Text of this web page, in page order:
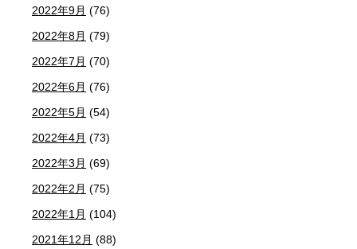
2022年9月 (76)
2022年8月 (79)
2022年7月 (70)
2022年6月 (76)
2022年5月 (54)
2022年4月 (73)
2022年3月 (69)
2022年2月 (75)
2022年1月 (104)
2021年12月 (88)